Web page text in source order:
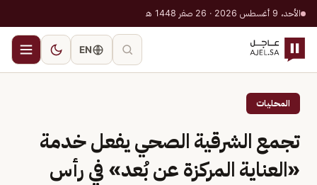
الأحد، 9 أغسطس 2026 · 26 صفر 1448 هـ
EN
المحليات
تجمع الشرقية الصحي يفعل خدمة
«العناية المركزة عن بُعد» في رأس